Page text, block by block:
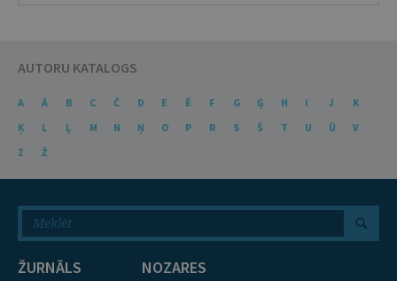
AUTORU KATALOGS
A Ā B C Č D E Ē F G Ģ H I J
K
Ķ
L Ļ M N Ņ O P R S Š T U Ū
V
Z
Ž
ŽURNĀLS NOZARES